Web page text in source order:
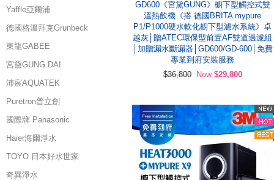
Yaffle亞爾浦
德國格溫拜克Grunbeck
東龍GABEE
宮黛GUNG DAI
沛宸AQUATEK
Puretron普立創
國際牌 Panasonic
Haier海爾淨水
TOYO 日本好水世家
奇異淨水
GD600《宮黛GUNG》櫥下型觸控式雙
溫熱飲機《搭 德國BRITA mypure
P1/P1000硬水軟化櫥下型濾水系統》卓
越灰│贈ATEC環保型前置AF雙道過濾組
│加贈漏水斷漏器│GD600/GD-600│免費
專業到府安裝服務
$36,800
Now $29,800